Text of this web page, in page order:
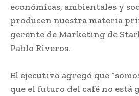
económicas, ambientales y
producen nuestra materia
gerente de Marketing de
Pablo Riveros.
El ejecutivo agregó que
que el futuro del café no está